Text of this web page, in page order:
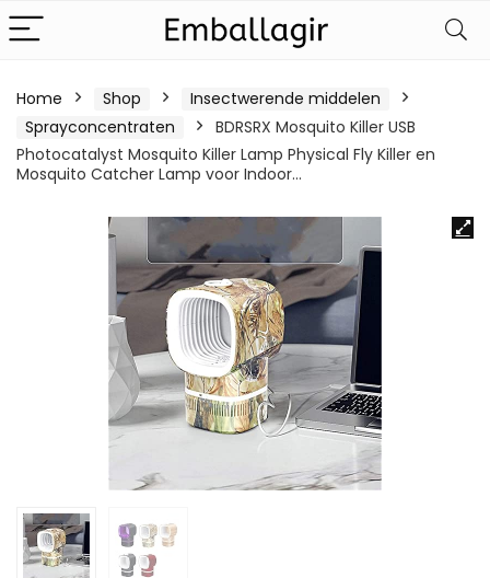
Home Shop
Insectwerende middelen
Sprayconcentraten
BDRSRX Mosquito Killer USB
Photocatalyst Mosquito Killer Lamp Physical Fly Killer en
Mosquito Catcher Lamp voor Indoor…